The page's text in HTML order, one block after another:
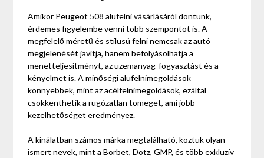
Amikor Peugeot 508 alufelni vásárlásáról döntünk,
érdemes figyelembe venni több szempontot is. A
megfelelő méretű és stílusú felni nemcsak az autó
megjelenését javítja, hanem befolyásolhatja a
menetteljesítményt, az üzemanyag-fogyasztást és a
kényelmet is. A minőségi alufelnimegoldások
könnyebbek, mint az acélfelnimegoldások, ezáltal
csökkenthetik a rugózatlan tömeget, ami jobb
kezelhetőséget eredményez.
A kínálatban számos márka megtalálható, köztük olyan
ismert nevek, mint a Borbet, Dotz, GMP, és több exkluzív